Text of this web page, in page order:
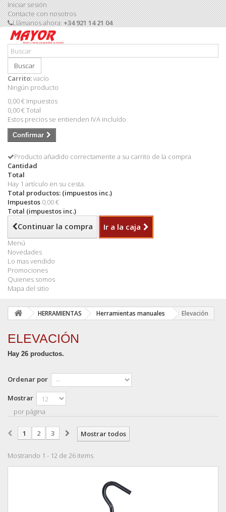
Iniciar sesión
Contacte con nosotros
Llámanos ahora:+34 921 14 21 04
Buscar
Carrito:vacío
Ningún producto
0,00 € Impuestos
0,00 €Total
Estos precios se entienden IVA incluído
Confirmar
Producto añadido correctamente a su carrito de la compra
Cantidad
Total
Hay 1 artículo en su cesta.
Total productos: (impuestos inc.)
Impuestos 0,00 €
Total (impuestos inc.)
Continuar la compra Ir a la caja
Menú
Novedades
Lo mas vendido
Promociones
Quienes somos
Mapa del sitio
HERRAMIENTAS Herramientas manuales Elevación
ELEVACIÓN
Hay 26 productos.
Ordenar por
Mostrar
por página
Mostrar todos
1 2 3
Mostrando 1 - 12 de 26 items